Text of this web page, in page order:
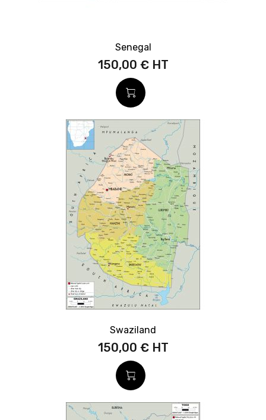
Senegal
150,00 €
Swaziland
150,00 €